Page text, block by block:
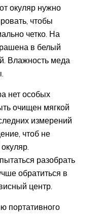
окуляр нужно
чтобы
четко. На
в белый
Влажность меда
нет особых
очищен мягкой
измерений
чтоб не
разобрать
обратиться в
центр.
портативного